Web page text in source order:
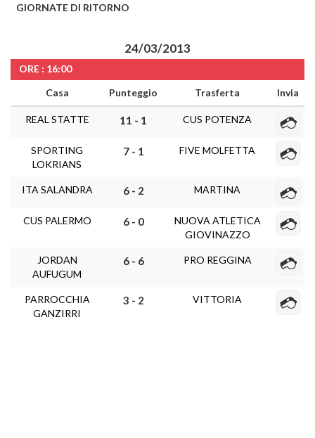
GIORNATE DI RITORNO
24/03/2013
ORE : 16:00
Casa
Punteggio Trasferta Invia
REAL STATTE 11 - 1 CUS POTENZA
SPORTING
LOKRIANS
7 - 1 FIVE MOLFETTA
ITA SALANDRA 6 - 2 MARTINA
CUS PALERMO 6 - 0
NUOVA ATLETICA
GIOVINAZZO
JORDAN
AUFUGUM
6 - 6 PRO REGGINA
PARROCCHIA
GANZIRRI
3 - 2 VITTORIA